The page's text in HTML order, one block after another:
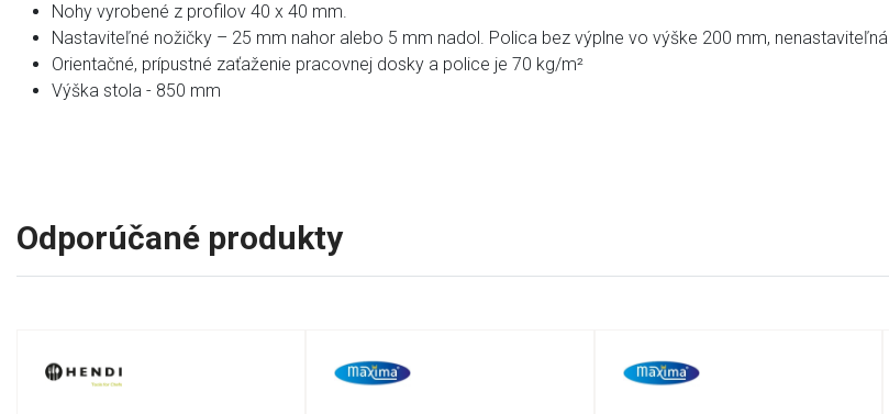
Nohy vyrobené z profilov 40 x 40 mm.
Nastaviteľné nožičky – 25 mm nahor alebo 5 mm nadol. Polica bez výplne vo výške 200 mm, nenastaviteľná
Orientačné, prípustné zaťaženie pracovnej dosky a police je 70 kg/m²
Výška stola - 850 mm
Odporúčané produkty